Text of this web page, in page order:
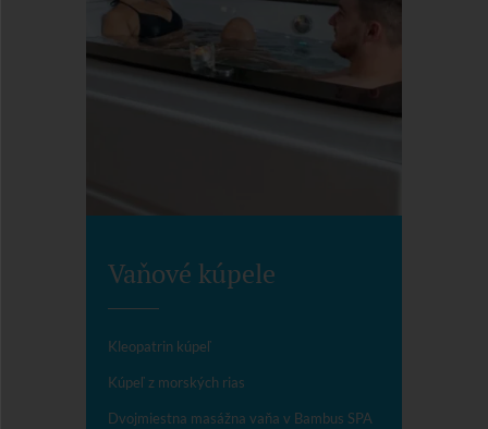
Vaňové kúpele
Kleopatrin kúpeľ
Kúpeľ z morských rias
Dvojmiestna masážna vaňa v Bambus SPA